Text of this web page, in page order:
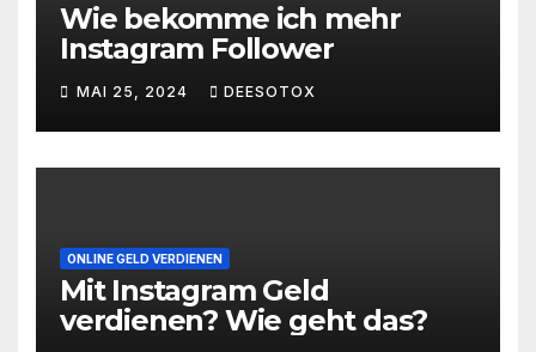
Wie bekomme ich mehr
Instagram Follower
MAI 25, 2024 DEESOTOX
ONLINE GELD VERDIENEN
Mit Instagram Geld
verdienen? Wie geht das?